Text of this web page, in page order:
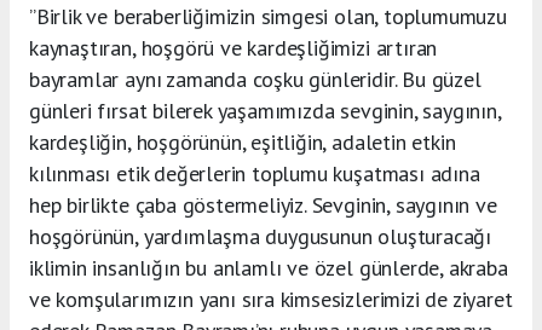
”Birlik ve beraberliğimizin simgesi olan, toplumumuzu
kaynaştıran, hoşgörü ve kardeşliğimizi artıran
bayramlar aynı zamanda coşku günleridir. Bu güzel
günleri fırsat bilerek yaşamımızda sevginin, saygının,
kardeşliğin, hoşgörünün, eşitliğin, adaletin etkin
kılınması etik değerlerin toplumu kuşatması adına
hep birlikte çaba göstermeliyiz. Sevginin, saygının ve
hoşgörünün, yardımlaşma duygusunun oluşturacağı
iklimin insanlığın bu anlamlı ve özel günlerde, akraba
ve komşularımızın yanı sıra kimsesizlerimizi de ziyaret